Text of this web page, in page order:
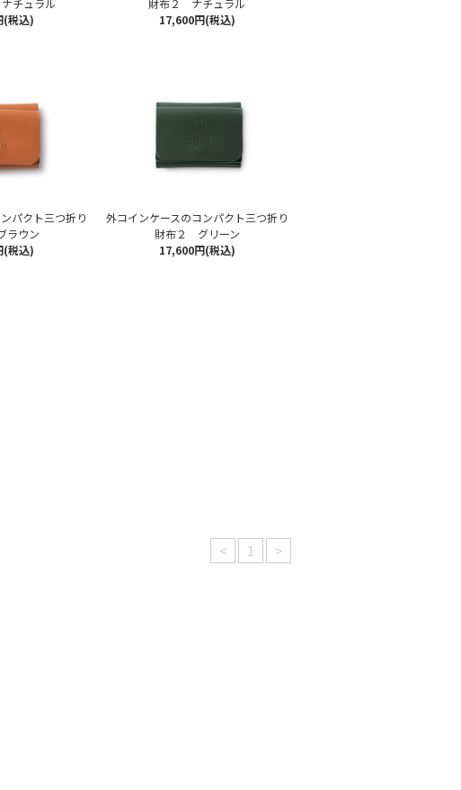
チュラル
(税込)
財布２ ナチュラル
17,600円(税込)
パクト三つ折り
ラウン
(税込)
外コインケースのコンパクト三つ折り
財布２ グリーン
17,600円(税込)
< 1 >